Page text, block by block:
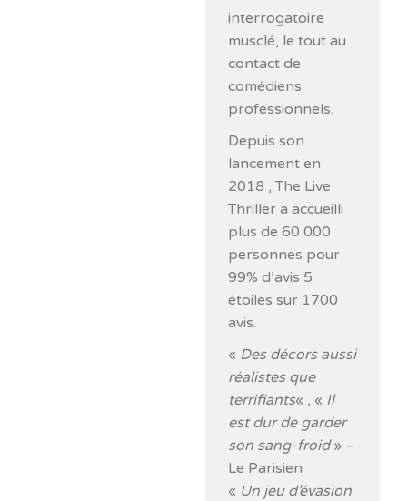
interrogatoire
musclé, le tout au
contact de
comédiens
professionnels.
Depuis son
lancement en
2018 , The Live
Thriller a accueilli
plus de 60 000
personnes pour
99% d’avis 5
étoiles sur 1700
avis.
« Des décors aussi
réalistes que
terrifiants« , « Il
est dur de garder
son sang-froid» –
Le Parisien
« Un jeu d’évasion